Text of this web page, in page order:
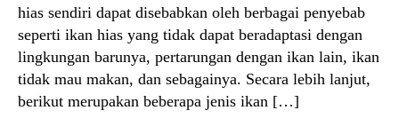
hias sendiri dapat disebabkan oleh berbagai penyebab
seperti ikan hias yang tidak dapat beradaptasi dengan
lingkungan barunya, pertarungan dengan ikan lain, ikan
tidak mau makan, dan sebagainya. Secara lebih lanjut,
berikut merupakan beberapa jenis ikan […]